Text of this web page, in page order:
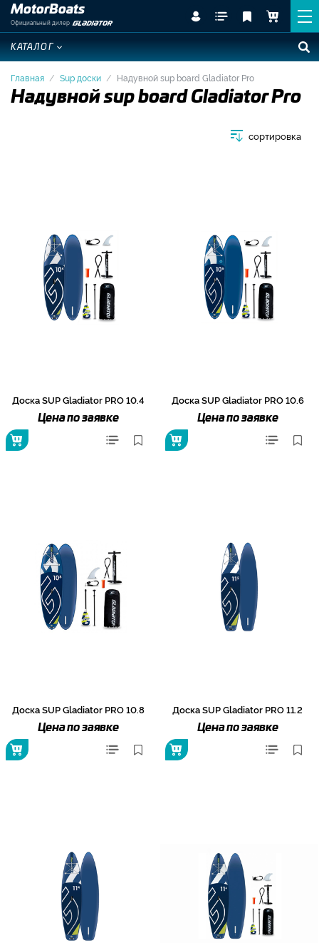
MotorBoats
Официальный дилер
КАТАЛОГ
Главная Sup доски Надувной sup board Gladiator Pro
Надувной sup board Gladiator Pro
сортировка
Доска SUP Gladiator PRO 10.4
Цена по заявке
Доска SUP Gladiator PRO 10.6
Цена по заявке
Доска SUP Gladiator PRO 10.8
Цена по заявке
Доска SUP Gladiator PRO 11.2
Цена по заявке